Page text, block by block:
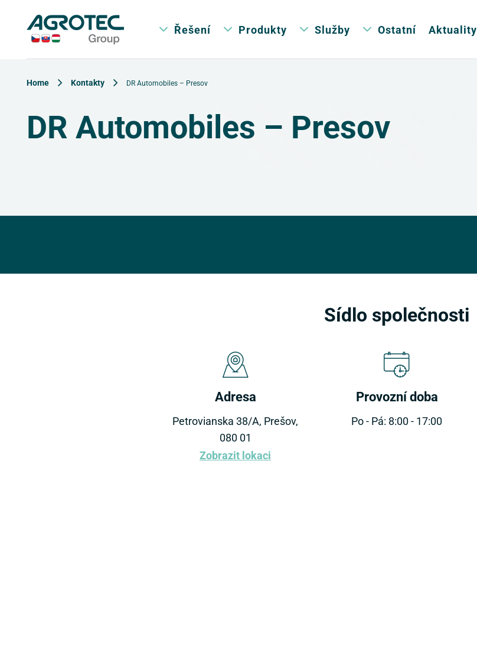
Řešení Produkty Služby Ostatní Aktuality
Home Kontakty DR Automobiles – Presov
DR Automobiles – Presov
Sídlo společnosti
Adresa
Petrovianska 38/A, Prešov,
080 01
Zobrazit lokaci
Provozní doba
Po - Pá: 8:00 - 17:00